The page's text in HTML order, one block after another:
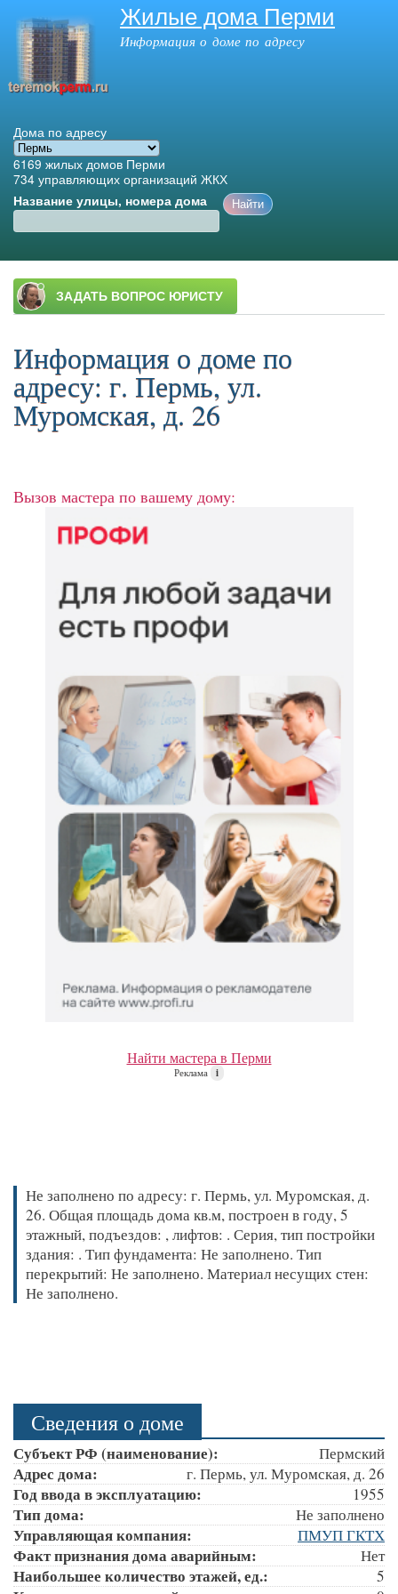
Перейти к
основному
Жилые дома Перми
Информация о доме по адресу
Дома по адресу
6169 жилых домов Перми
734 управляющих организаций ЖКХ
Название улицы, номера дома
Главное меню
Информация о доме по
адресу: г. Пермь, ул.
Муромская, д. 26
Вызов мастера по вашему дому:
Найти мастера в Перми
Реклама i
Не заполнено по адресу: г. Пермь, ул. Муромская, д.
26. Общая площадь дома кв.м, построен в году, 5
этажный, подъездов: , лифтов: . Серия, тип постройки
здания: . Тип фундамента: Не заполнено. Тип
перекрытий: Не заполнено. Материал несущих стен:
Не заполнено.
Сведения о доме
Субъект РФ (наименование): Пермский
Адрес дома: г. Пермь, ул. Муромская, д. 26
Год ввода в эксплуатацию: 1955
Тип дома: Не заполнено
Управляющая компания: ПМУП ГКТХ
Факт признания дома аварийным: Нет
Наибольшее количество этажей, ед.: 5